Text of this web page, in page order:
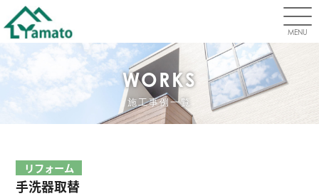
MENU
WORKS
施工事例一覧
リフォーム
手洗器取替